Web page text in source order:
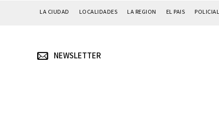
LA CIUDAD LOCALIDADES LA REGION EL PAIS
NEWSLETTER